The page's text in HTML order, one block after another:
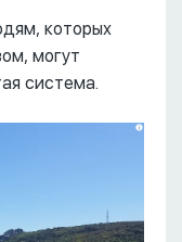
которых
могут
система.